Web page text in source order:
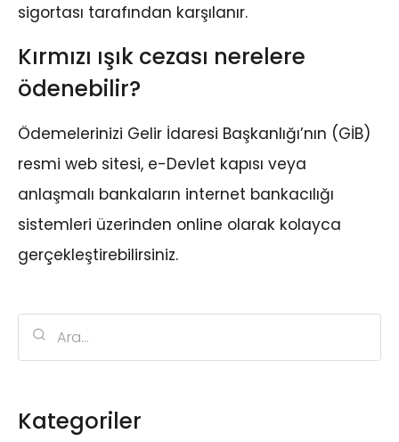
sigortası tarafından karşılanır.
Kırmızı ışık cezası nerelere
ödenebilir?
Ödemelerinizi Gelir İdaresi Başkanlığı’nın (GİB)
resmi web sitesi, e-Devlet kapısı veya
anlaşmalı bankaların internet bankacılığı
sistemleri üzerinden online olarak kolayca
gerçekleştirebilirsiniz.
Kategoriler